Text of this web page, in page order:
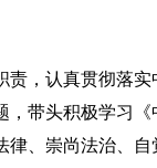
认真贯彻落实
带头积极学习
、崇尚法治、自